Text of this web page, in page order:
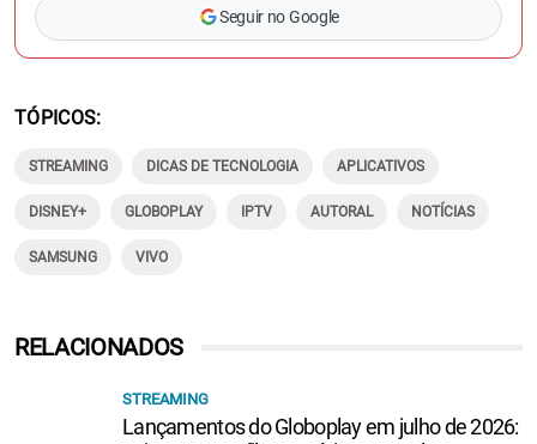
Seguir no Google
TÓPICOS
STREAMING DICAS DE TECNOLOGIA APLICATIVOS
DISNEY+ GLOBOPLAY IPTV AUTORAL NOTÍCIAS
SAMSUNG VIVO
RELACIONADOS
STREAMING
Lançamentos do Globoplay em julho de 2026: